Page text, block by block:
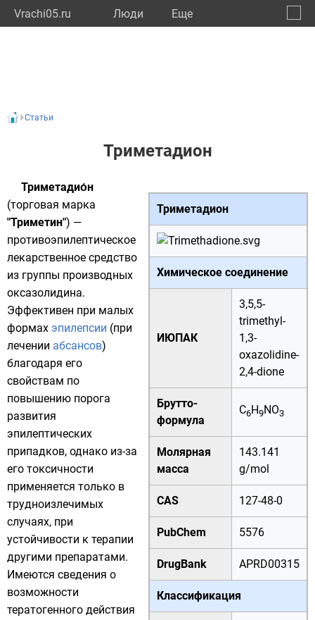
Vrachi05.ru Люди Eще
Статьи
Триметадион
Триметадион
Химическое соединение
ИЮПАК
3,5,5-
trimethyl-
1,3-
oxazolidine-
2,4-dione
Брутто-
формула
C6H9NO3
Молярная
масса
143.141
g/mol
CAS 127-48-0
PubChem 5576
DrugBank APRD00315
Классификация
Триметадио́н
(торговая марка
"Триметин") —
противоэпилептическое
лекарственное средство
из группы производных
оксазолидина.
Эффективен при малых
формах эпилепсии (при
лечении абсансов)
благодаря его
свойствам по
повышению порога
развития
эпилептических
припадков, однако из-за
его токсичности
применяется только в
трудноизлечимых
случаях, при
устойчивости к терапии
другими препаратами.
Имеются сведения о
возможности
тератогенного действия